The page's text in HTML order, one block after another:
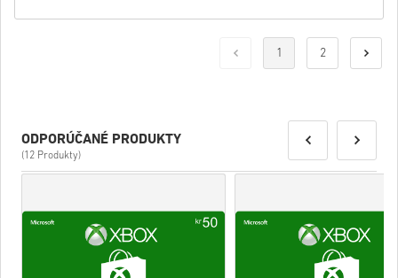
1 2
ODPORÚČANÉ PRODUKTY
(12 Produkty)